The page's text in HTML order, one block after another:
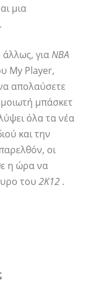
μια
γιαNBA
My Player,
απολαύσετε
μπάσκετ
όλα τα νέα
και την
οι
η ώρα να
του 2Κ12 .